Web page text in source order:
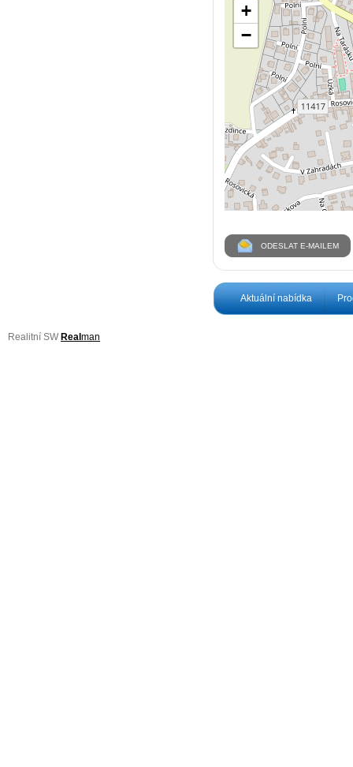
+
−
ODESLAT E-MAILEM
Aktuální nabídka
Realitní SW Real man